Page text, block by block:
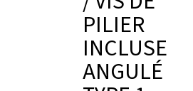
PILIER
INCLUSE
ANGULÉ